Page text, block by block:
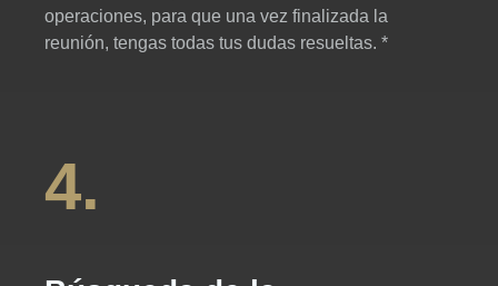
operaciones, para que una vez finalizada la
reunión, tengas todas tus dudas resueltas. *
4.